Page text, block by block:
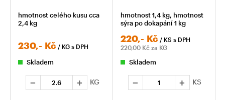
hmotnost celého kusu cca
2,4 kg
230,- Kč / KG s DPH
Skladem
KG
hmotnost 1,4 kg, hmotnost
sýra po dokapání 1 kg
220,- Kč / KS s DPH
220,00 Kč za KG
Skladem
KS